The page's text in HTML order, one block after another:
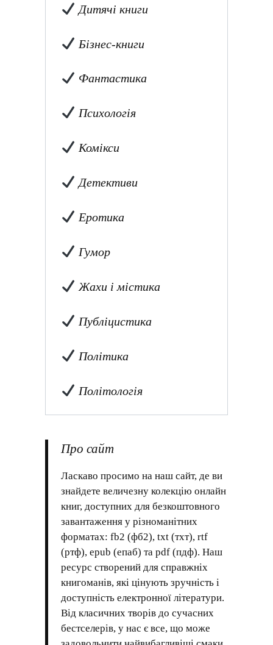
Дитячі книги
Бізнес-книги
Фантастика
Психологія
Комікси
Детективи
Еротика
Гумор
Жахи і містика
Публіцистика
Політика
Політологія
Про сайт
Ласкаво просимо на наш сайт, де ви
знайдете величезну колекцію онлайн
книг, доступних для безкоштовного
завантаження у різноманітних
форматах: fb2 (фб2), txt (тхт), rtf
(ртф), epub (епаб) та pdf (пдф). Наш
ресурс створений для справжніх
книгоманів, які цінують зручність і
доступність електронної літератури.
Від класичних творів до сучасних
бестселерів, у нас є все, що може